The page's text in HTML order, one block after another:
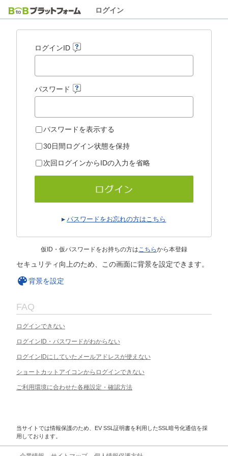
ログイン
ログインID
パスワード
パスワードを表示する
30日間ログイン状態を保持
次回ログインからIDの入力を省略
パスワードをお忘れの方はこちら
仮ID・仮パスワードをお持ちの方はこちらから本登録
セキュリティ向上のため、この画面に背景を設定できます。
背景を設定
FAQ
ログインできない
ログインID・パスワードがわからない
ログインIDにしていたメールアドレスが使えない
ショートカットアイコンからログインできない
ご利用環境に合わせた各種設定・確認方法
当サイトでは情報保護のため、EV SSL証明書を利用したSSL暗号化通信を採
用しております。